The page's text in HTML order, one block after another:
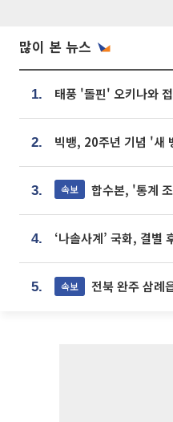
많이 본 뉴스
1.
2.
3. 속보 합수본, '통계 조작' 서
4.
5. 속보 전북 완주 삼례